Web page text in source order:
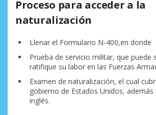
Proceso para acceder a la
naturalización
Llenar el Formulario N-400,en donde
Prueba de servicio militar, que puede
ratifique su labor en las Fuerzas
Examen de naturalización, el cual
gobierno de Estados Unidos, además
inglés.